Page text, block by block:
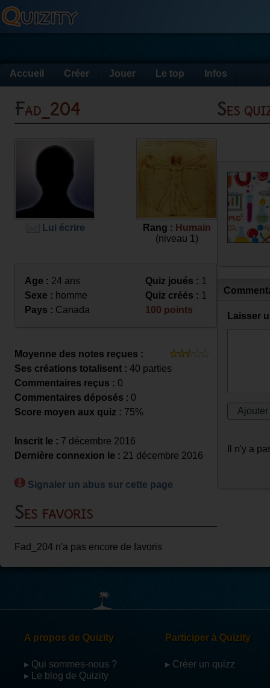
Accueil Créer Jouer Le top Infos
Fad_204
Lui écrire Rang : Humain
(niveau 1)
Age : 24 ans
Sexe : homme
Pays : Canada
Quiz joués : 1
Quiz créés : 1
100 points
Moyenne des notes reçues :
Ses créations totalisent : 40 parties
Commentaires reçus : 0
Commentaires déposés : 0
Score moyen aux quiz : 75%
Inscrit le : 7 décembre 2016
Dernière connexion le : 21 décembre 2016
Signaler un abus sur cette page
Ses favoris
Fad_204 n'a pas encore de favoris
Ses
Laisser
Il n'y a
A propos de Quizity
▸ Qui sommes-nous ?
▸ Le blog de Quizity
Participer à Quizity
▸ Créer un quizz